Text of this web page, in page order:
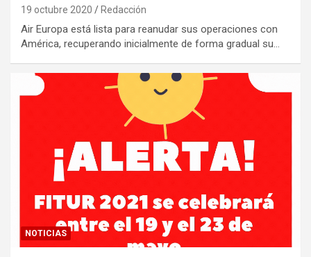
19 octubre 2020 Redacción
Air Europa está lista para reanudar sus operaciones con
América, recuperando inicialmente de forma gradual su…
NOTICIAS